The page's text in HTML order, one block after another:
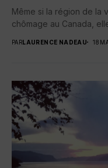
Même si la région de la
chômage au Canada,
PARLAURENCE NADEAU 18